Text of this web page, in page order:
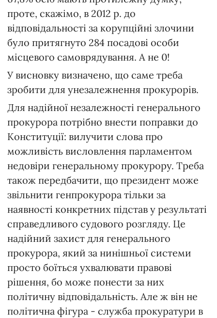
проте, скажімо, в 2012 р. до
відповідальності за корупційні злочини
було притягнуто 284 посадові особи
місцевого самоврядування. А не 0!
У висновку визначено, що саме треба
зробити для унезалежнення прокурорів.
Для надійної незалежності генерального
прокурора потрібно внести поправки до
Конституції: вилучити слова про
можливість висловлення парламентом
недовіри генеральному прокурору. Треба
також передбачити, що президент може
звільнити генпрокурора тільки за
наявності конкретних підстав у результаті
справедливого судового розгляду. Це
надійний захист для генерального
прокурора, який за нинішньої системи
просто боїться ухвалювати правові
рішення, бо може понести за них
політичну відповідальність. Але ж він не
політична фігура - служба прокуратури в